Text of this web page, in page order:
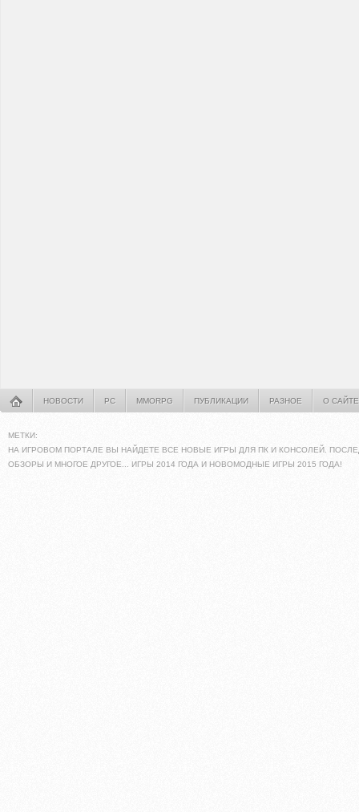
НОВОСТИ PC MMORPG ПУБЛИКАЦИИ РАЗНОЕ О САЙТЕ
МЕТКИ:
НА ИГРОВОМ ПОРТАЛЕ ВЫ НАЙДЕТЕ ВСЕ НОВЫЕ ИГРЫ ДЛЯ ПК И КОНСОЛЕЙ.
ОБЗОРЫ И МНОГОЕ ДРУГОЕ... ИГРЫ 2014 ГОДА И НОВОМОДНЫЕ ИГРЫ 2015 ГОДА!